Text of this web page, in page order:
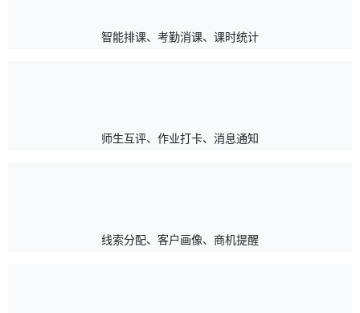
智能排课、考勤消课、课时统计
师生互评、作业打卡、消息通知
线索分配、客户画像、商机提醒